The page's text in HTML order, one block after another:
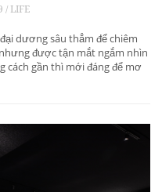
/ LIFE
dương sâu thẳm để chiêm
được tận mắt ngắm nhìn
cách gần thì mới đáng để mơ